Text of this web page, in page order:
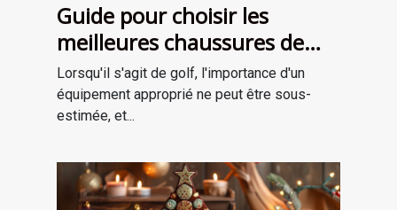
Guide pour choisir les
meilleures chaussures de
golf adaptées à votre style
de jeu
Lorsqu'il s'agit de golf, l'importance d'un
équipement approprié ne peut être sous-
estimée, et...